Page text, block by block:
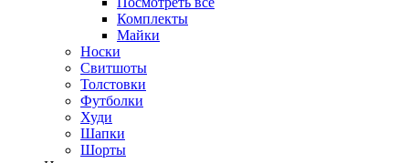
Комплекты
Майки
Носки
Свитшоты
Толстовки
Футболки
Худи
Шапки
Шорты